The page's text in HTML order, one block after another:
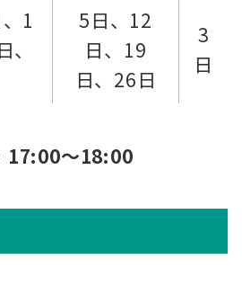
1
5日、12
日、19
日、26日
3
日
17:00～18:00